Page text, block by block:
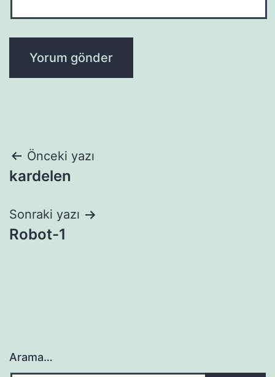
Yazı
gezinmesi
Önceki yazı
kardelen
Sonraki yazı
Robot-1
Arama…